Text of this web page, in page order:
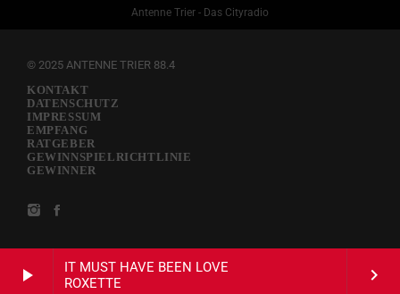
play_arrow
IT MUST HAVE BEEN LOVE
ROXETTE
keyboard_arrow_right
Antenne Trier - Das Cityradio
© 2025 ANTENNE TRIER 88.4
KONTAKT
DATENSCHUTZ
IMPRESSUM
EMPFANG
RATGEBER
GEWINNSPIELRICHTLINIE
GEWINNER